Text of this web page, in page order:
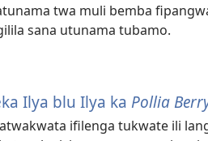
twa muli bemba
sana utunama tubamo.
Ilya blu Ilya ka Pollia
ifilenga tukwate ili